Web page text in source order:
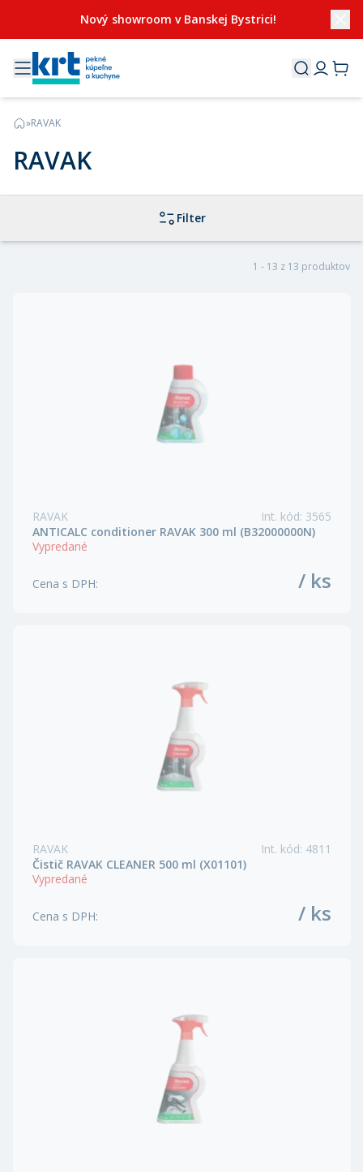
Nový showroom v Banskej Bystrici!
»RAVAK
RAVAK
Filter
1 - 13 z 13 produktov
RAVAK Int. kód: 3565
ANTICALC conditioner RAVAK 300 ml (B32000000N)
Vypredané
Cena s DPH: / ks
RAVAK Int. kód: 4811
Čistič RAVAK CLEANER 500 ml (X01101)
Vypredané
Cena s DPH: / ks